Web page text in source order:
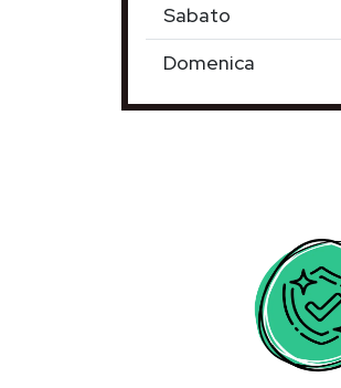
Sabato
Domenica